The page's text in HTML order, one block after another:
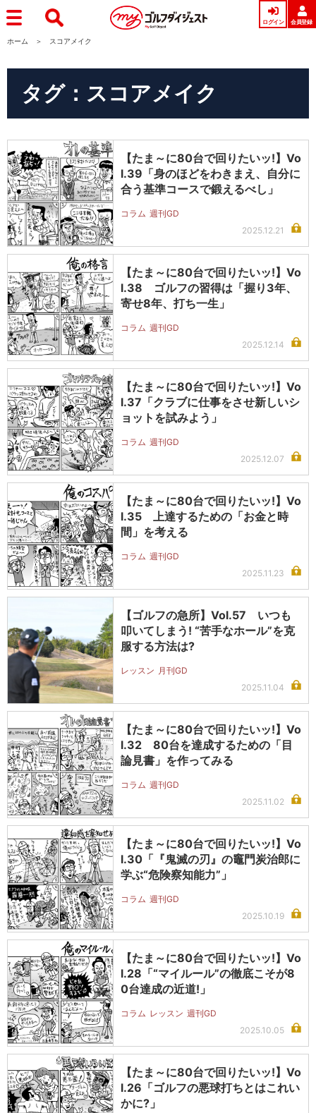
ログイン 会員登録
ホーム スコアメイク
タグ：スコアメイク
【たま～に80台で回りたいッ!】Vo
l.39「身のほどをわきまえ、自分に
合う基準コースで鍛えるべし」
コラム 週刊GD
2025.12.21
【たま～に80台で回りたいッ!】Vo
l.38 ゴルフの習得は「握り3年、
寄せ8年、打ち一生」
コラム 週刊GD
2025.12.14
【たま～に80台で回りたいッ!】Vo
l.37「クラブに仕事をさせ新しいシ
ョットを試みよう」
コラム 週刊GD
2025.12.07
【たま～に80台で回りたいッ!】Vo
l.35 上達するための「お金と時
間」を考える
コラム 週刊GD
2025.11.23
【ゴルフの急所】Vol.57 いつも
叩いてしまう! “苦手なホール”を克
服する方法は?
レッスン 月刊GD
2025.11.04
【たま～に80台で回りたいッ!】Vo
l.32 80台を達成するための「目
論見書」を作ってみる
コラム 週刊GD
2025.11.02
【たま～に80台で回りたいッ!】Vo
l.30「『鬼滅の刃』の竈門炭治郎に
学ぶ“危険察知能力”」
コラム 週刊GD
2025.10.19
【たま～に80台で回りたいッ!】Vo
l.28「“マイルール”の徹底こそが8
0台達成の近道!」
コラム レッスン 週刊GD
2025.10.05
【たま～に80台で回りたいッ!】Vo
l.26「ゴルフの悪球打ちとはこれい
かに?」